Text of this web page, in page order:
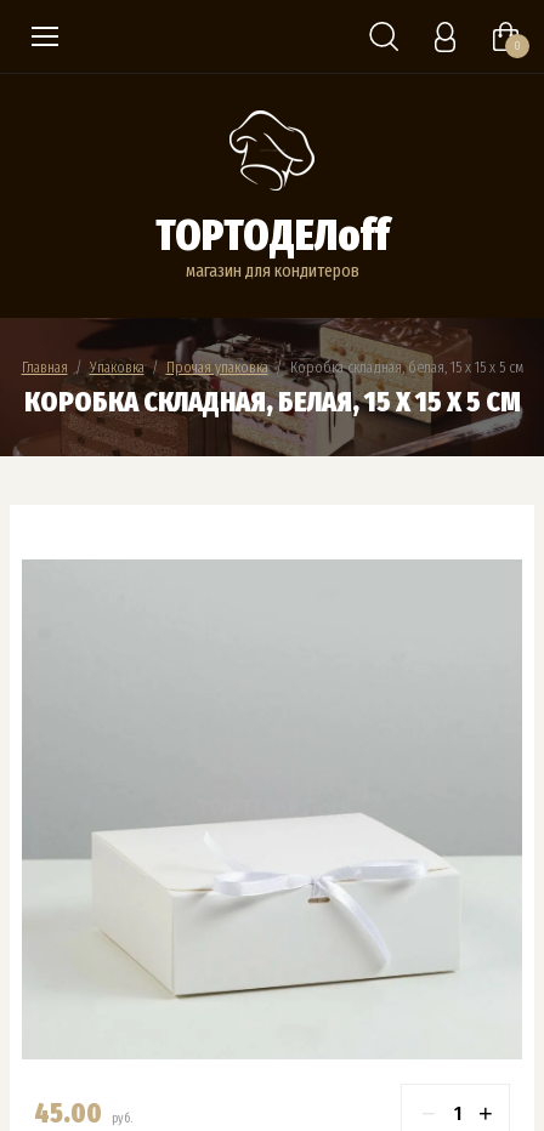
0
ТОРТОДЕЛoff
магазин для кондитеров
Главная
  /
Упаковка
  /
Прочая упаковка
  /  Коробка складная, белая, 15 х 15 х 5 см
КОРОБКА СКЛАДНАЯ, БЕЛАЯ, 15 Х 15 Х 5 СМ
45.00 руб. − +